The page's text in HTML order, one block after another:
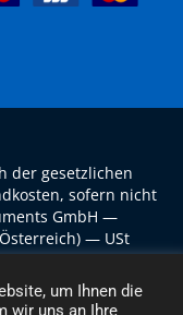
der gesetzlichen
sofern nicht
GmbH —
— USt
vorbehalten
um Ihnen die
wir uns an Ihre